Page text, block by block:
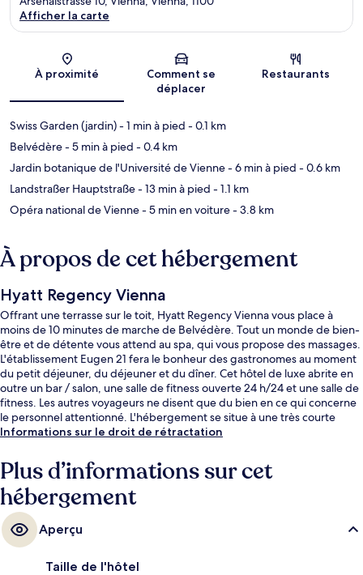
Carte
Afficher la carte
À proximité
Comment se
déplacer
Restaurants
Swiss Garden (jardin)- 1 min à pied - 0.1 km
Belvédère- 5 min à pied - 0.4 km
Jardin botanique de l'Université de Vienne- 6 min à pied - 0.6 km
Landstraßer Hauptstraße- 13 min à pied - 1.1 km
Opéra national de Vienne- 5 min en voiture- 3.8 km
À propos de cet hébergement
Hyatt Regency Vienna
Offrant une terrasse sur le toit, Hyatt Regency Vienna vous place à
moins de 10 minutes de marche de Belvédère. Tout un monde de bien-
être et de détente vous attend au spa, qui vous propose des massages.
L'établissement Eugen 21 fera le bonheur des gastronomes au moment
du petit déjeuner, du déjeuner et du dîner. Cet hôtel de luxe abrite en
outre un bar / salon, une salle de fitness ouverte 24 h/24 et une salle de
fitness. Les autres voyageurs ne disent que du bien en ce qui concerne
le personnel attentionné. L'hébergement se situe à une très courte
distance à pied des transports publics : Arrêt de tram Alfred-Adler-
Informations sur le droit de rétractation
Plus d’informations sur cet
hébergement
Aperçu
Taille de l'hôtel